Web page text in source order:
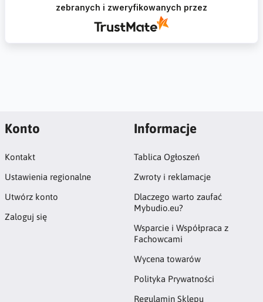
zebranych i zweryfikowanych przez
Konto
Kontakt
Ustawienia regionalne
Utwórz konto
Zaloguj się
Informacje
Tablica Ogłoszeń
Zwroty i reklamacje
Dlaczego warto zaufać
Mybudio.eu?
Wsparcie i Współpraca z
Fachowcami
Wycena towarów
Polityka Prywatności
Regulamin Sklepu